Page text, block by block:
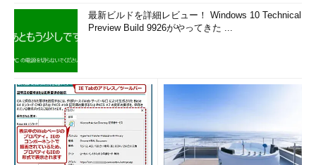
最新ビルドを詳細レビュー！ Windows 10 Technical
Preview Build 9926がやってきた ...